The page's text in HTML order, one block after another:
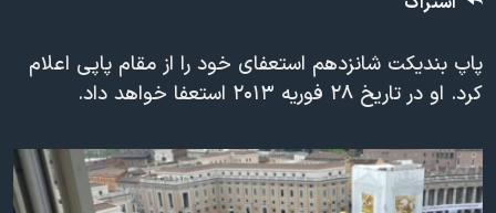
اصلی
جهش
جستجو
ورزشی
ویژه برنامه‌ها
ویدیوها
جام جهانی ۲۰۲۶
۲۵۰سالگی آمریکا
بایگانی برنامه‌های تلویزیونی
فرکانس‌های صدای آمریکا
پخش رادیویی
یادگیری زبان انگلیسی
پاپ بندیکت شانزدهم استعفای خود را از مقام پاپی اعلام
کرد. او در تاریخ ۲۸ فوریه ۲۰۱۳ استعفا خواهد داد.